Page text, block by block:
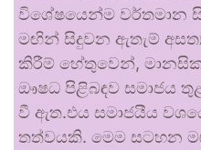
විශේෂයෙන්ම වර්තමාන
මඟින් සිදුවන ඇතැම්
කිරීම් හේතුවෙන්, මානසික
ඖෂධ පිළිබඳව සමාජය
වී ඇත.එය සමාජයීය
තත්වයකි. මෙම සටහන